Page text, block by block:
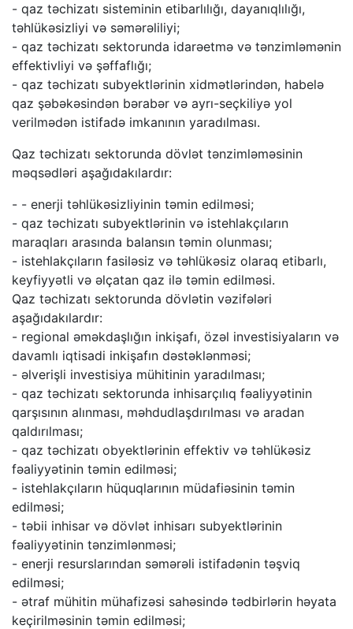
- qaz təchizatı sisteminin etibarlılığı, dayanıqlılığı,
təhlükəsizliyi və səmərəliliyi;
- qaz təchizatı sektorunda idarəetmə və tənzimləmənin
effektivliyi və şəffaflığı;
- qaz təchizatı subyektlərinin xidmətlərindən, habelə
qaz şəbəkəsindən bərabər və ayrı-seçkiliyə yol
verilmədən istifadə imkanının yaradılması.
Qaz təchizatı sektorunda dövlət tənzimləməsinin
məqsədləri aşağıdakılardır:
- ⁠- enerji təhlükəsizliyinin təmin edilməsi;
- qaz təchizatı subyektlərinin və istehlakçıların
maraqları arasında balansın təmin olunması;
- istehlakçıların fasiləsiz və təhlükəsiz olaraq etibarlı,
keyfiyyətli və əlçatan qaz ilə təmin edilməsi.
Qaz təchizatı sektorunda dövlətin vəzifələri
aşağıdakılardır:
- regional əməkdaşlığın inkişafı, özəl investisiyaların və
davamlı iqtisadi inkişafın dəstəklənməsi;
- əlverişli investisiya mühitinin yaradılması;
- qaz təchizatı sektorunda inhisarçılıq fəaliyyətinin
qarşısının alınması, məhdudlaşdırılması və aradan
qaldırılması;
- qaz təchizatı obyektlərinin effektiv və təhlükəsiz
fəaliyyətinin təmin edilməsi;
- istehlakçıların hüquqlarının müdafiəsinin təmin
edilməsi;
- təbii inhisar və dövlət inhisarı subyektlərinin
fəaliyyətinin tənzimlənməsi;
- enerji resurslarından səmərəli istifadənin təşviq
edilməsi;
- ətraf mühitin mühafizəsi sahəsində tədbirlərin həyata
keçirilməsinin təmin edilməsi;